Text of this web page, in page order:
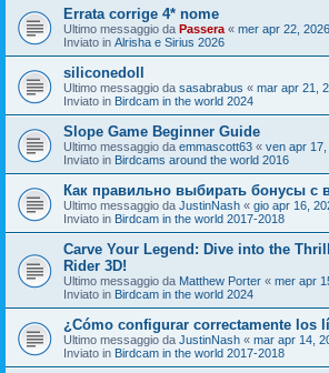
Errata corrige 4* nome
Ultimo messaggio da Passera « mer apr 22,
Inviato in Alrisha e Sirius 2026
siliconedoll
Ultimo messaggio da sasabrabus « mar apr 21,
Inviato in Birdcam in the world 2024
Slope Game Beginner Guide
Ultimo messaggio da emmascott63 « ven apr
Inviato in Birdcams around the world 2016
Как правильно выбирать бонусы с
Ultimo messaggio da JustinNash « gio apr 16,
Inviato in Birdcam in the world 2017-2018
Carve Your Legend: Dive into the
Rider 3D!
Ultimo messaggio da Matthew Porter « mer apr
Inviato in Birdcam in the world 2024
¿Cómo configurar correctamente los
Ultimo messaggio da JustinNash « mar apr 14,
Inviato in Birdcam in the world 2017-2018